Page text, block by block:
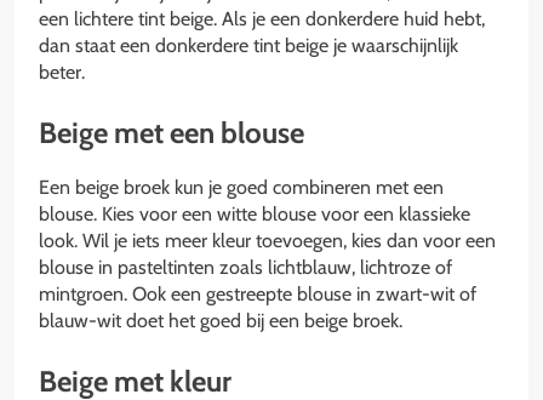
een lichtere tint beige. Als je een donkerdere huid hebt,
dan staat een donkerdere tint beige je waarschijnlijk
beter.
Beige met een blouse
Een beige broek kun je goed combineren met een
blouse. Kies voor een witte blouse voor een klassieke
look. Wil je iets meer kleur toevoegen, kies dan voor een
blouse in pasteltinten zoals lichtblauw, lichtroze of
mintgroen. Ook een gestreepte blouse in zwart-wit of
blauw-wit doet het goed bij een beige broek.
Beige met kleur